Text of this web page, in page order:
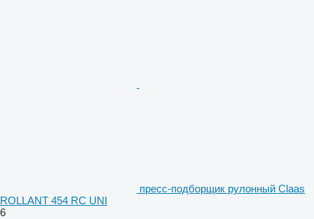
пресс-подборщик рулонный Claas
ROLLANT 454 RC UNI
6